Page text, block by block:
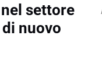
settore
nuovo